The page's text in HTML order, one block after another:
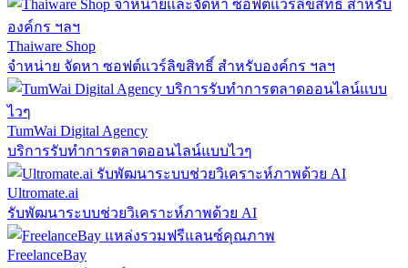
Thaiware Shop
จำหน่าย จัดหา ซอฟต์แวร์ลิขสิทธิ์ สำหรับองค์กร ฯลฯ
TumWai Digital Agency
บริการรับทำการตลาดออนไลน์แบบไวๆ
Ultromate.ai
รับพัฒนาระบบช่วยวิเคราะห์ภาพด้วย AI
FreelanceBay